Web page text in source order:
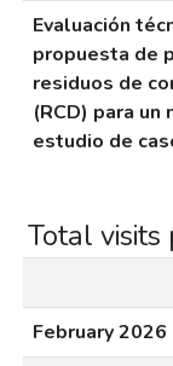
Evaluación
propuesta de
residuos de
(RCD) para
estudio de
Total
February 2026